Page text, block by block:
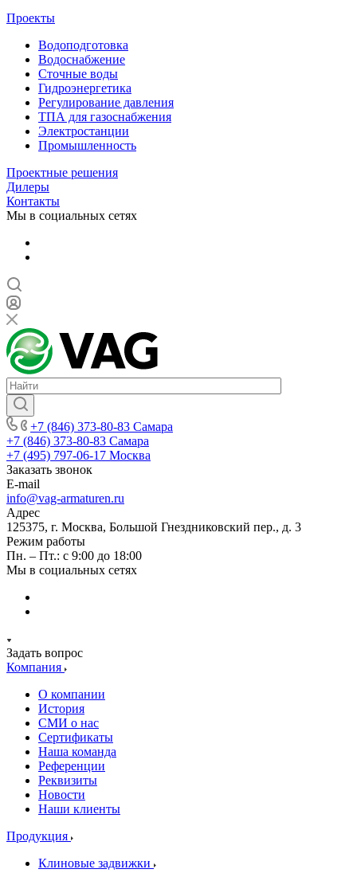
Проекты
Водоподготовка
Водоснабжение
Сточные воды
Гидроэнергетика
Регулирование давления
ТПА для газоснабжения
Электростанции
Промышленность
Проектные решения
Дилеры
Контакты
Мы в социальных сетях
+7 (846) 373-80-83 Самара
+7 (846) 373-80-83 Самара
+7 (495) 797-06-17 Москва
Заказать звонок
E-mail
info@vag-armaturen.ru
Адрес
125375, г. Москва, Большой Гнездниковский пер., д. 3
Режим работы
Пн. – Пт.: с 9:00 до 18:00
Мы в социальных сетях
Задать вопрос
Компания
О компании
История
СМИ о нас
Cертификаты
Наша команда
Референции
Реквизиты
Новости
Наши клиенты
Продукция
Клиновые задвижки